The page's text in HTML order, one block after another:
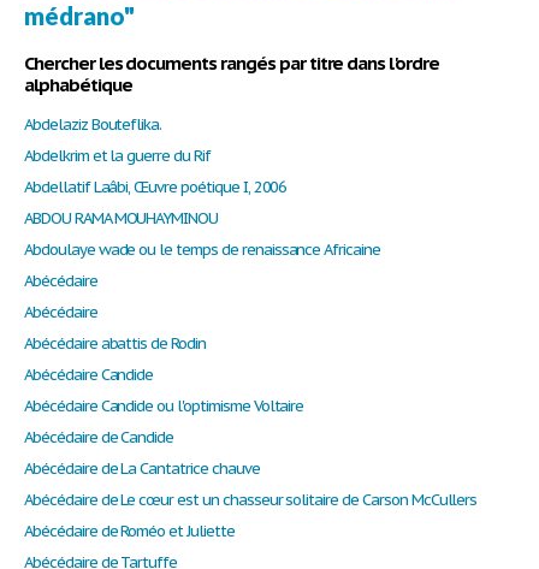
médrano"
Chercher les documents rangés par titre dans l'ordre
alphabétique
Abdelaziz Bouteflika.
Abdelkrim et la guerre du Rif
Abdellatif Laâbi, Œuvre poétique I, 2006
ABDOU RAMA MOUHAYMINOU
Abdoulaye wade ou le temps de renaissance Africaine
Abécédaire
Abécédaire
Abécédaire abattis de Rodin
Abécédaire Candide
Abécédaire Candide ou l'optimisme Voltaire
Abécédaire de Candide
Abécédaire de La Cantatrice chauve
Abécédaire de Le cœur est un chasseur solitaire de Carson McCullers
Abécédaire de Roméo et Juliette
Abécédaire de Tartuffe